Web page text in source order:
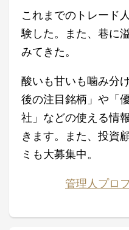
これまでのトレード
験した。また、巷に
みてきた。
酸いも甘いも噛み分
後の注目銘柄」や「
社」などの使える情
きます。また、投資
ミも大募集中。
管理人プロ